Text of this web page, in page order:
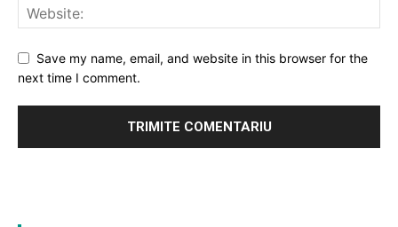
Save my name, email, and website in this browser for the
next time I comment.